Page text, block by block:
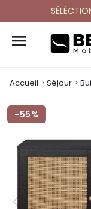

Accueil Séjour
-55%